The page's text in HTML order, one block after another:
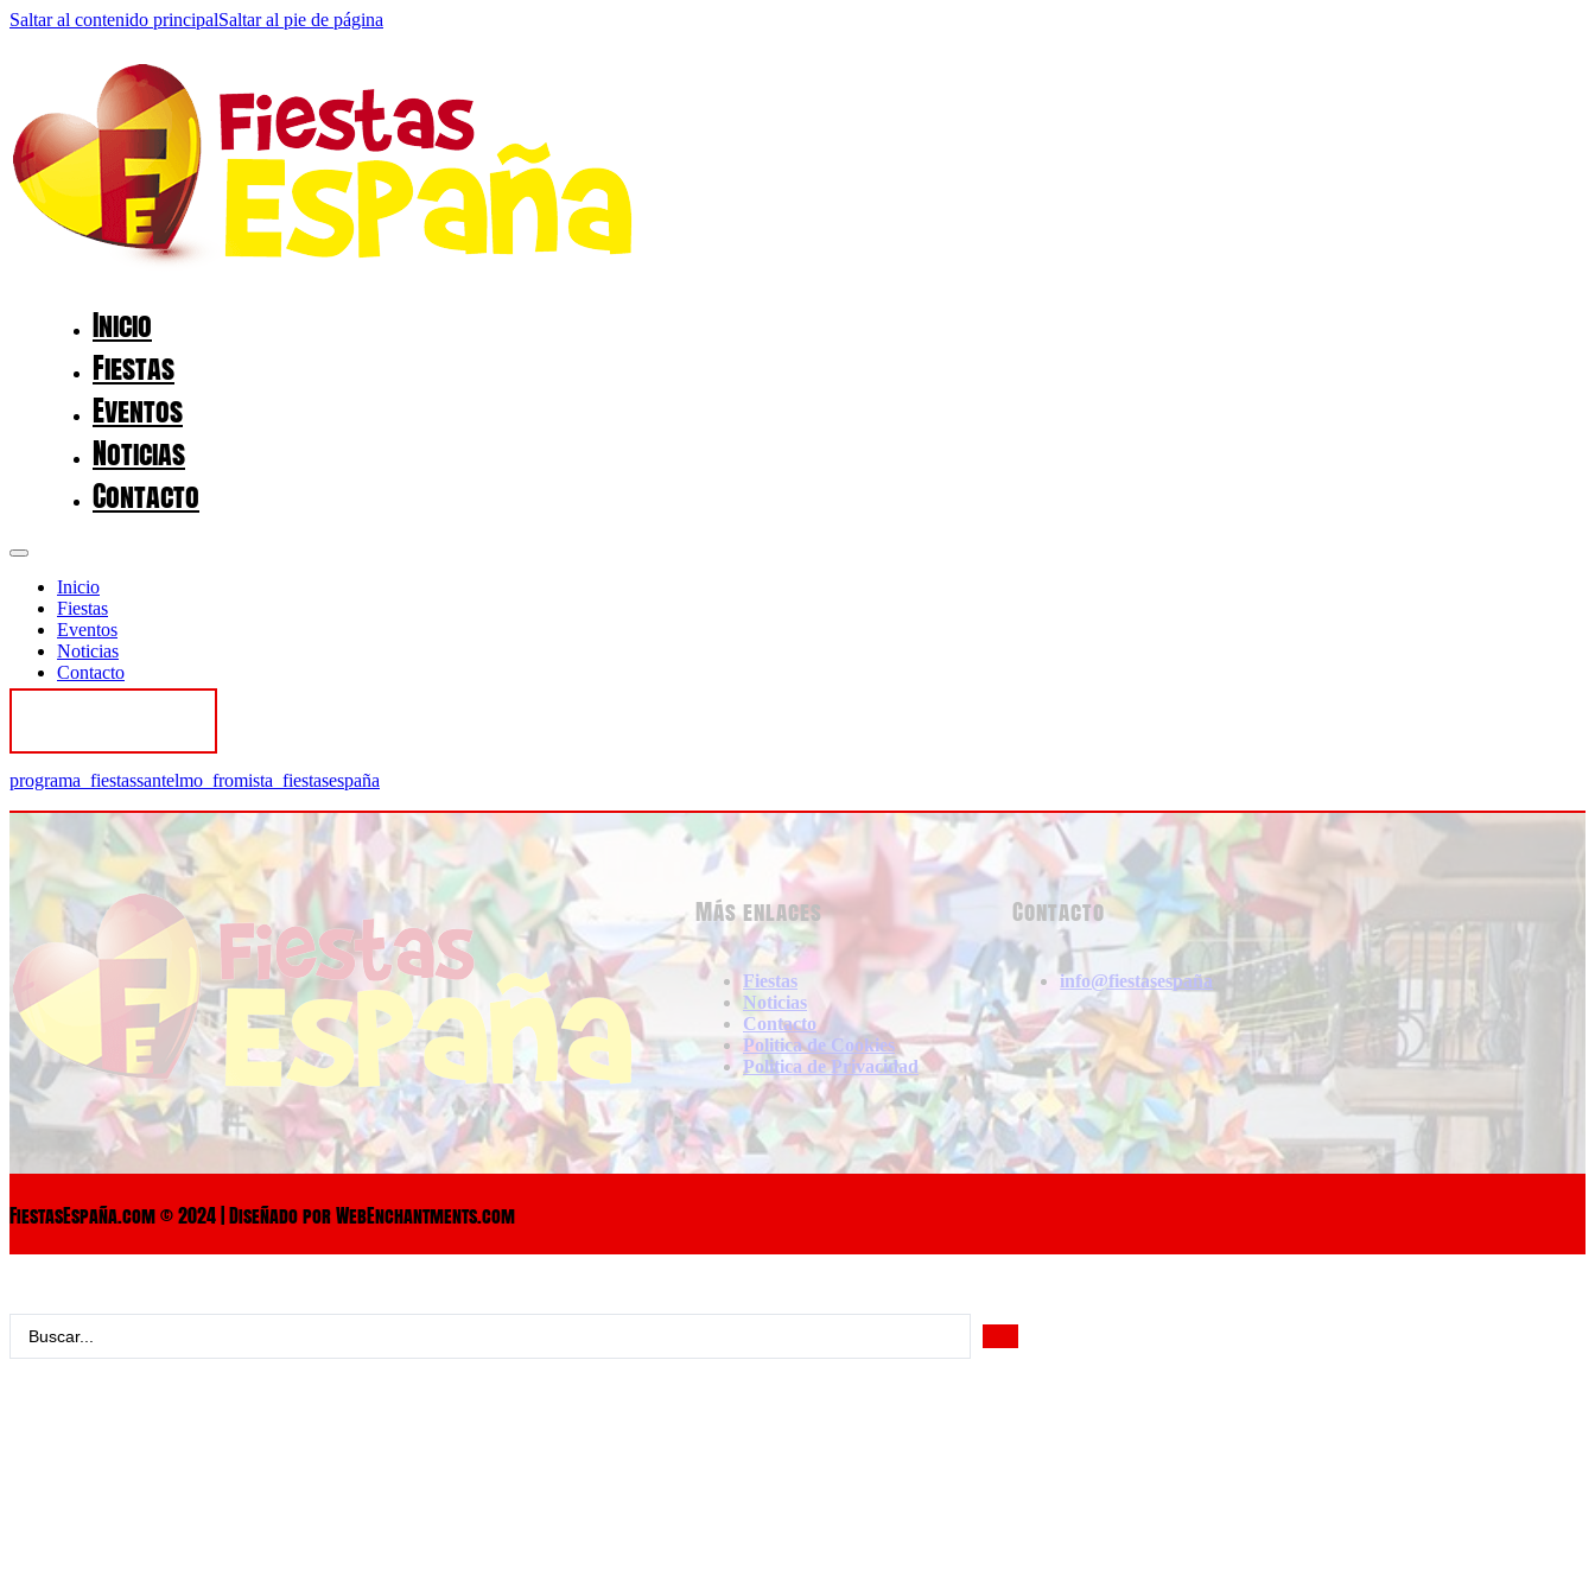
Saltar al contenido principalSaltar al pie de página
Inicio
Fiestas
Eventos
Noticias
Contacto
Inicio
Fiestas
Eventos
Noticias
Contacto
programa_fiestassantelmo_fromista_fiestasespaña
Más enlaces
Fiestas
Noticias
Contacto
Politica de Cookies
Politica de Privacidad
Contacto
info@fiestasespaña
FiestasEspaña.com © 2024 | Diseñado por WebEnchantments.com